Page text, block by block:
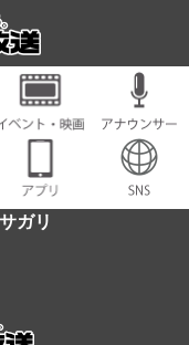
ガリ